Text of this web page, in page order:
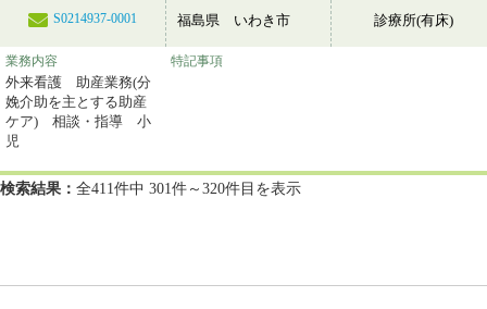
S0214937-0001 福島県 いわき市 診療所(有床)
業務内容
外来看護 助産業務(分
娩介助を主とする助産
ケア) 相談・指導 小
児
特記事項
検索結果： 全411件中 301件～320件目を表示